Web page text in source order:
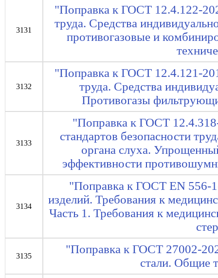
3131
"Поправка к ГОСТ 12.4.122-
труда. Средства
противогазовые и
3132
"Поправка к ГОСТ 12.4.121-
труда. Средства
Противогазы
3133
"Поправка к ГОСТ
стандартов безопасности
органа слуха.
эффективности
3134
"Поправка к ГОСТ EN 556-
изделий. Требования к
Часть 1. Требования к
3135
"Поправка к ГОСТ 27002-
стали. Общие